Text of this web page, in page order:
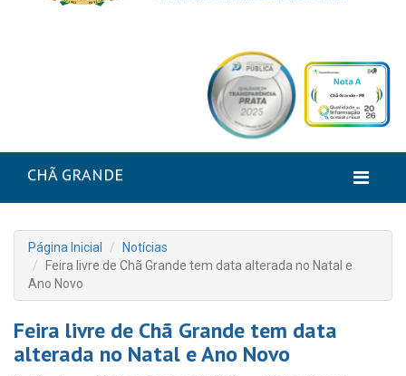
CHÃ GRANDE
Página Inicial
Notícias
Feira livre de Chã Grande tem data alterada no Natal e
Ano Novo
Feira livre de Chã Grande tem data
alterada no Natal e Ano Novo